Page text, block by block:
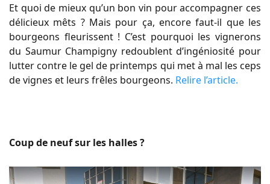
Et quoi de mieux qu’un bon vin pour accompagner ces
délicieux mêts ? Mais pour ça, encore faut-il que les
bourgeons fleurissent ! C’est pourquoi les vignerons
du Saumur Champigny redoublent d’ingéniosité pour
lutter contre le gel de printemps qui met à mal les ceps
de vignes et leurs frêles bourgeons. Relire l’article.
Coup de neuf sur les halles ?